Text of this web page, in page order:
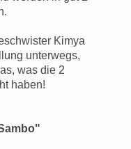
Kimya
unterwegs,
was die 2
haben!